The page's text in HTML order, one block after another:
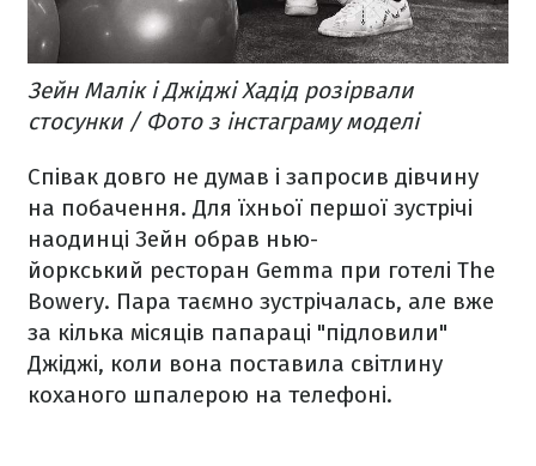
Зейн Малік і Джіджі Хадід розірвали
стосунки / Фото з інстаграму моделі
Співак довго не думав і запросив дівчину
на побачення. Для їхньої першої зустрічі
наодинці Зейн обрав нью-
йоркський ресторан Gemma при готелі The
Bowery. Пара таємно зустрічалась, але вже
за кілька місяців папараці "підловили"
Джіджі, коли вона поставила світлину
коханого шпалерою на телефоні.